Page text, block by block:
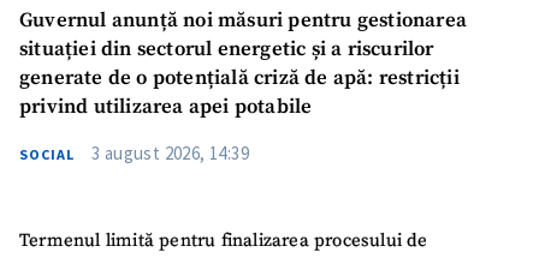
Guvernul anunță noi măsuri pentru gestionarea
situației din sectorul energetic și a riscurilor
generate de o potențială criză de apă: restricții
privind utilizarea apei potabile
SOCIAL 3 august 2026, 14:39
Termenul limită pentru finalizarea procesului de